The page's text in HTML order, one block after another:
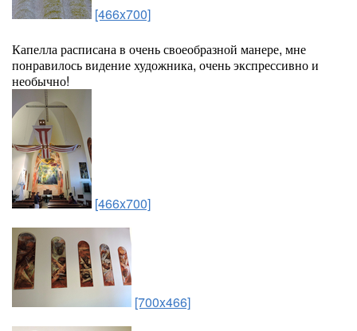
[466x700]
Капелла расписана в очень своеобразной манере, мне
понравилось видение художника, очень экспрессивно и
необычно!
[466x700]
[700x466]